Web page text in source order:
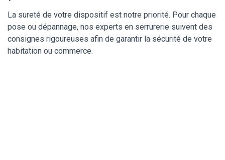
La sureté de votre dispositif est notre priorité. Pour chaque
pose ou dépannage, nos experts en serrurerie suivent des
consignes rigoureuses afin de garantir la sécurité de votre
habitation ou commerce.